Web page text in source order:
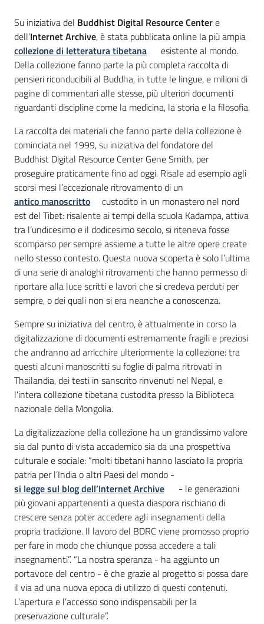
Introduzione
Su iniziativa del Buddhist Digital Resource Centere
dell’Internet Archive, è stata pubblicata online la più ampia
collezione di letteratura tibetana
esistente al mondo.
Della collezione fanno parte la più completa raccolta di
pensieri riconducibili al Buddha, in tutte le lingue, e milioni di
pagine di commentari alle stesse, più ulteriori documenti
riguardanti discipline come la medicina, la storia e la filosofia.
La raccolta dei materiali che fanno parte della collezione è
cominciata nel 1999, su iniziativa del fondatore del
Buddhist Digital Resource Center Gene Smith, per
proseguire praticamente fino ad oggi. Risale ad esempio agli
scorsi mesi l’eccezionale ritrovamento di un
antico manoscritto
custodito in un monastero nel nord
est del Tibet: risalente ai tempi della scuola Kadampa, attiva
tra l’undicesimo e il dodicesimo secolo, si riteneva fosse
scomparso per sempre assieme a tutte le altre opere create
nello stesso contesto. Questa nuova scoperta è solo l’ultima
di una serie di analoghi ritrovamenti che hanno permesso di
riportare alla luce scritti e lavori che si credeva perduti per
sempre, o dei quali non si era neanche a conoscenza.
Sempre su iniziativa del centro, è attualmente in corso la
digitalizzazione di documenti estremamente fragili e preziosi
che andranno ad arricchire ulteriormente la collezione: tra
questi alcuni manoscritti su foglie di palma ritrovati in
Thailandia, dei testi in sanscrito rinvenuti nel Nepal, e
l’intera collezione tibetana custodita presso la Biblioteca
nazionale della Mongolia.
La digitalizzazione della collezione ha un grandissimo valore
sia dal punto di vista accademico sia da una prospettiva
culturale e sociale: “molti tibetani hanno lasciato la propria
patria per l’India o altri Paesi del mondo -
si legge sul blog dell’Internet Archive
- le generazioni
più giovani appartenenti a questa diaspora rischiano di
crescere senza poter accedere agli insegnamenti della
propria tradizione. Il lavoro del BDRC viene promosso proprio
per fare in modo che chiunque possa accedere a tali
insegnamenti”. “La nostra speranza - ha aggiunto un
portavoce del centro - è che grazie al progetto si possa dare
il via ad una nuova epoca di utilizzo di questi contenuti.
L’apertura e l’accesso sono indispensabili per la
preservazione culturale”.